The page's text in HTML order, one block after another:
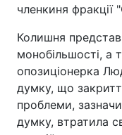
членкиня фракції
Колишня
монобільшості, а
опозиціонерка
думку, що
проблеми,
думку, втратила